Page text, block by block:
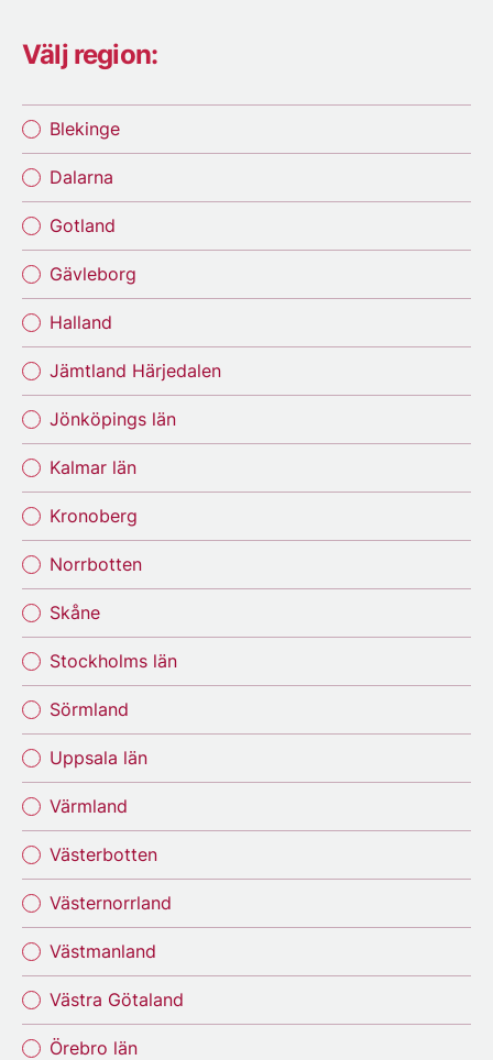
Välj region:
Blekinge
Dalarna
Gotland
Gävleborg
Halland
Jämtland Härjedalen
Jönköpings län
Kalmar län
Kronoberg
Norrbotten
Skåne
Stockholms län
Sörmland
Uppsala län
Värmland
Västerbotten
Västernorrland
Västmanland
Västra Götaland
Örebro län